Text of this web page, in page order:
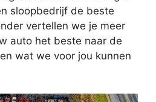
sloopbedrijf de beste
vertellen we je meer
auto het beste naar de
wat we voor jou kunnen